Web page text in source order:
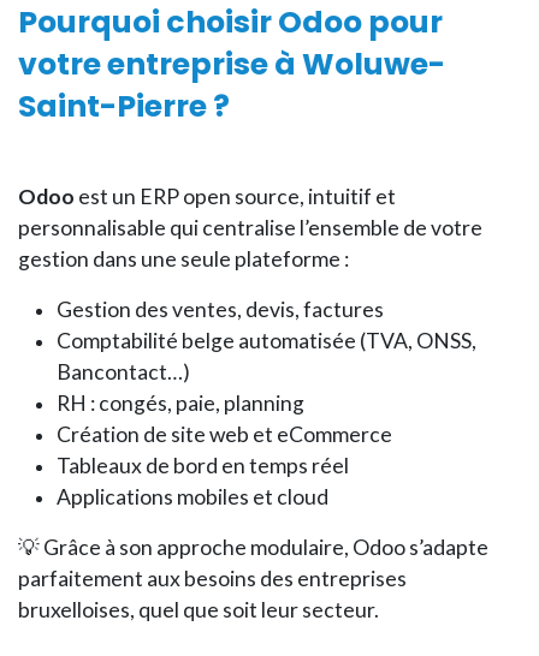
Pourquoi choisir Odoo pour
votre entreprise à Woluwe-
Saint-Pierre?
Odoo est un ERP open source, intuitif et
personnalisable qui centralise l’ensemble de votre
gestion dans une seule plateforme :
Gestion des ventes, devis, factures
Comptabilité belge automatisée (TVA, ONSS,
Bancontact…)
RH : congés, paie, planning
Création de site web et eCommerce
Tableaux de bord en temps réel
Applications mobiles et cloud
💡 Grâce à son approche modulaire, Odoo s’adapte
parfaitement aux besoins des entreprises
bruxelloises, quel que soit leur secteur.